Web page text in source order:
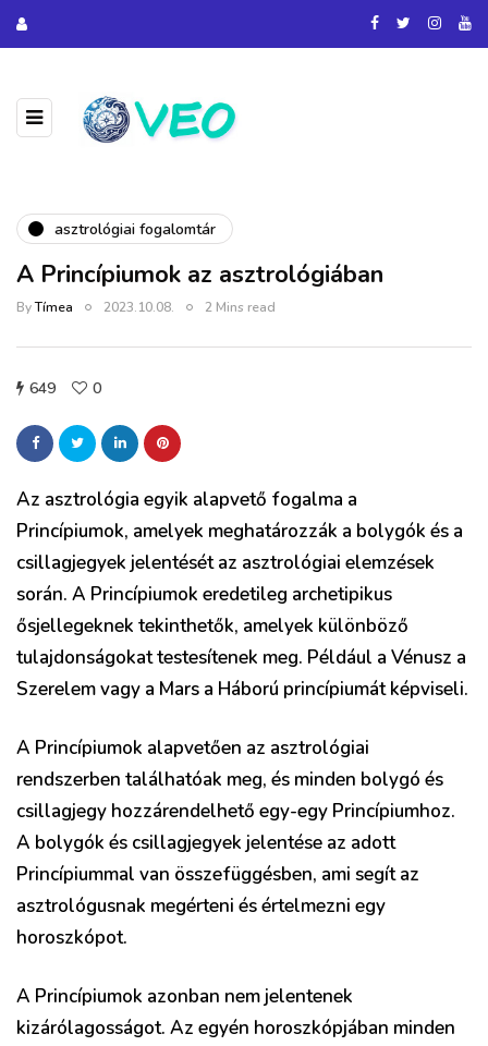
asztrológiai fogalomtár
A Princípiumok az asztrológiában
ByTímea 2023.10.08. 2 Mins read
649 0
Az asztrológia egyik alapvető fogalma a
Princípiumok, amelyek meghatározzák a bolygók és a
csillagjegyek jelentését az asztrológiai elemzések
során. A Princípiumok eredetileg archetipikus
ősjellegeknek tekinthetők, amelyek különböző
tulajdonságokat testesítenek meg. Például a Vénusz a
Szerelem vagy a Mars a Háború princípiumát képviseli.
A Princípiumok alapvetően az asztrológiai
rendszerben találhatóak meg, és minden bolygó és
csillagjegy hozzárendelhető egy-egy Princípiumhoz.
A bolygók és csillagjegyek jelentése az adott
Princípiummal van összefüggésben, ami segít az
asztrológusnak megérteni és értelmezni egy
horoszkópot.
A Princípiumok azonban nem jelentenek
kizárólagosságot. Az egyén horoszkópjában minden